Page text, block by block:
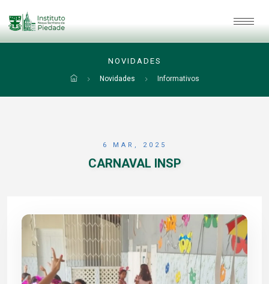
NOVIDADES
Novidades Informativos
6 MAR, 2025
CARNAVAL INSP